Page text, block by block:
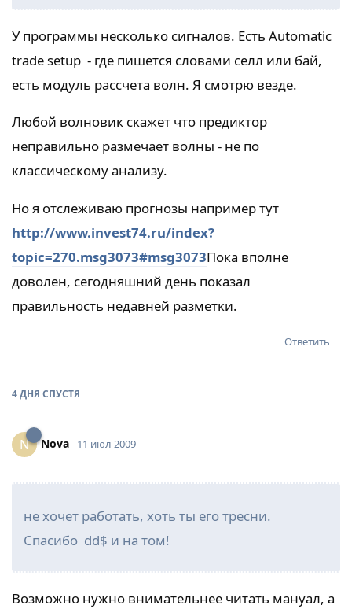
У программы несколько сигналов. Есть Automatic
trade setup - где пишется словами селл или бай,
есть модуль рассчета волн. Я смотрю везде.
Любой волновик скажет что предиктор
неправильно размечает волны - не по
классическому анализу.
Но я отслеживаю прогнозы например тут
http://www.invest74.ru/index?
topic=270.msg3073#msg3073Пока вполне
доволен, сегодняшний день показал
правильность недавней разметки.
Ответить
4 ДНЯ СПУСТЯ
N Nova 11 июл 2009
не хочет работать, хоть ты его тресни.
Спасибо dd$ и на том!
Возможно нужно внимательнее читать мануал, а